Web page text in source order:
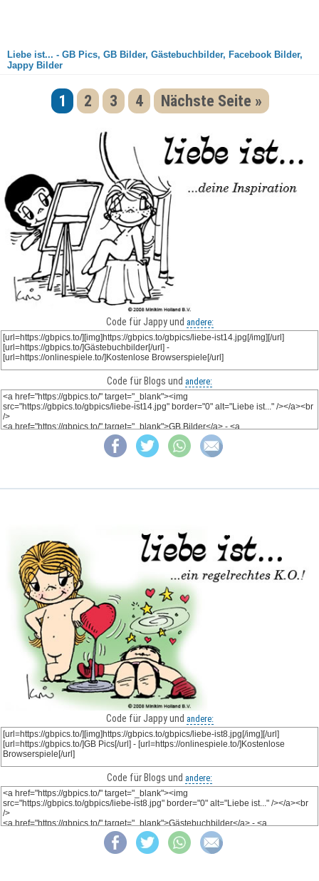
Liebe ist... - GB Pics, GB Bilder, Gästebuchbilder, Facebook Bilder,
Jappy Bilder
1 2 3 4 Nächste Seite »
Code für Jappy und andere:
Code für Blogs und andere:
Code für Jappy und andere:
Code für Blogs und andere: